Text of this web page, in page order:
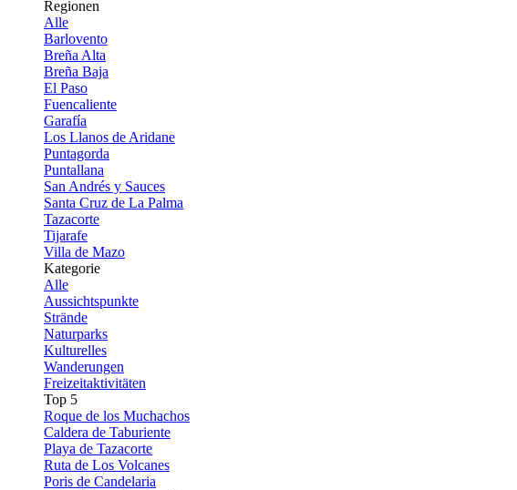
Regionen
Alle
Barlovento
Breña Alta
Breña Baja
El Paso
Fuencaliente
Garafía
Los Llanos de Aridane
Puntagorda
Puntallana
San Andrés y Sauces
Santa Cruz de La Palma
Tazacorte
Tijarafe
Villa de Mazo
Kategorie
Alle
Aussichtspunkte
Strände
Naturparks
Kulturelles
Wanderungen
Freizeitaktivitäten
Top 5
Roque de los Muchachos
Caldera de Taburiente
Playa de Tazacorte
Ruta de Los Volcanes
Poris de Candelaria